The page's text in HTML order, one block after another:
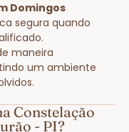
Domingos
segura quando
maneira
um ambiente
Constelação
- PI?